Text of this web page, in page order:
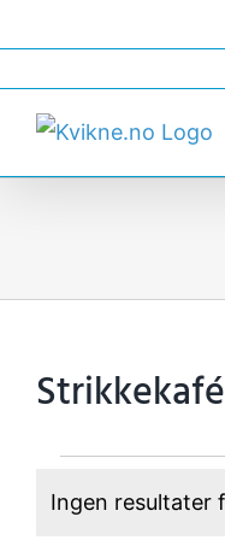
to
content
Strikkekafé
Merknad
Ingen resultater